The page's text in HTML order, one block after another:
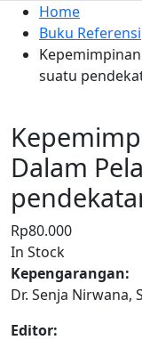
Home
Buku Referensi
suatu
Dalam
Rp80.000
In Stock
Kepengarangan:
Dr. Senja Nirwana,
Editor: